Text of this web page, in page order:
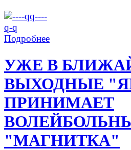
Подробнее
УЖЕ В
ВЫХОДНЫЕ
ПРИНИМАЕТ
"МАГНИТКА"